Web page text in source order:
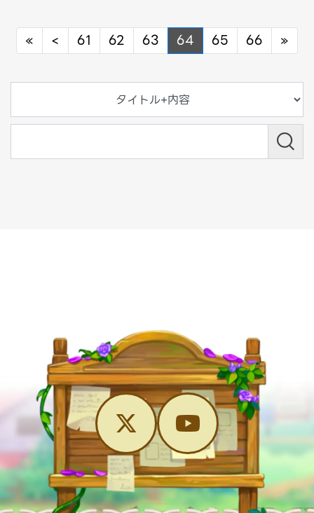
« Previous
< Previous
61 62 63 64 65 66 »